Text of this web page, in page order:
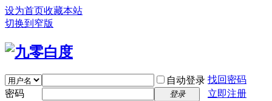
设为首页收藏本站
切换到窄版
自动登录 找回密码
密码
登录
立即注册